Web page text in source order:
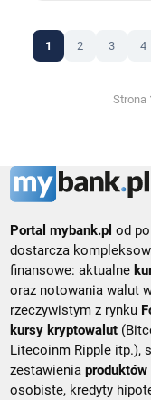
zł i GBP 4,9078 zł.…
1 2 3 4
Strona
Portal mybank.pl od
dostarcza
finansowe: aktualne
oraz notowania walut
rzeczywistym z rynku
kursy kryptowalut
Litecoinm Ripple itp.),
zestawienia
osobiste, kredyty